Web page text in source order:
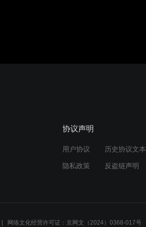
协议声明
用户协议 历史协议文本
隐私政策 反盗链声明
网络文化经营许可证：京网文（2024）0368-017号